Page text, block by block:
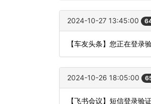
2024-10-27 13:45:00
【车友头条】您正在登
2024-10-26 18:05:00
【飞书会议】短信登录验